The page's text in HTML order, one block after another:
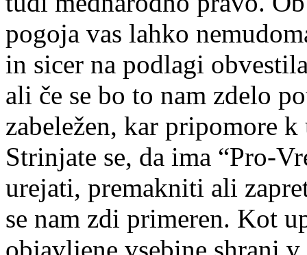
pogoja vas lahko
in sicer na podlagi
ali če se bo to nam zdelo
zabeležen, kar pripomore
Strinjate se, da ima “Pro-
urejati, premakniti ali
se nam zdi primeren. Kot